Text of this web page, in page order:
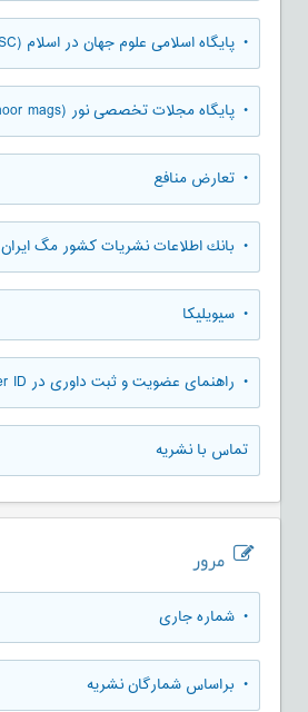
• پایگاه اسلامی علوم جهان در اسلام (ISC)
• پایگاه مجلات تخصصی نور (noor mags)
• تعارض منافع
• بانك اطلاعات نشريات كشور مگ ايران (magiran)
• سیویلیکا
• راهنمای عضویت و ثبت داوری در WOS Researcher ID
تماس با نشریه
مرور
• شماره جاری
• براساس شمارگان نشریه